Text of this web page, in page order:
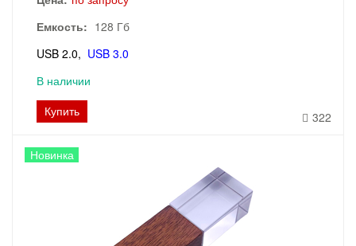
Емкость: 128 Гб
USB 2.0
USB 3.0
В наличии
Купить
322
Новинка